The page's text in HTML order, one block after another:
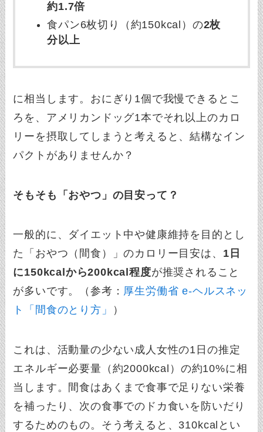
約1.7倍
食パン6枚切り（約150kcal）の2枚
分以上
に相当します。おにぎり1個で我慢できるとこ
ろを、アメリカンドッグ1本でそれ以上のカロ
リーを摂取してしまうと考えると、結構なイン
パクトがありませんか？
そもそも「おやつ」の目安って？
一般的に、ダイエット中や健康維持を目的とし
た「おやつ（間食）」のカロリー目安は、 1日
に150kcalから200kcal程度が推奨されること
が多いです。（参考： 厚生労働省 e-ヘルスネッ
ト「間食のとり方」
）
これは、活動量の少ない成人女性の1日の推定
エネルギー必要量（約2000kcal）の約10%に相
当します。間食はあくまで食事で足りない栄養
を補ったり、次の食事でのドカ食いを防いだり
するためのもの。そう考えると、310kcalとい